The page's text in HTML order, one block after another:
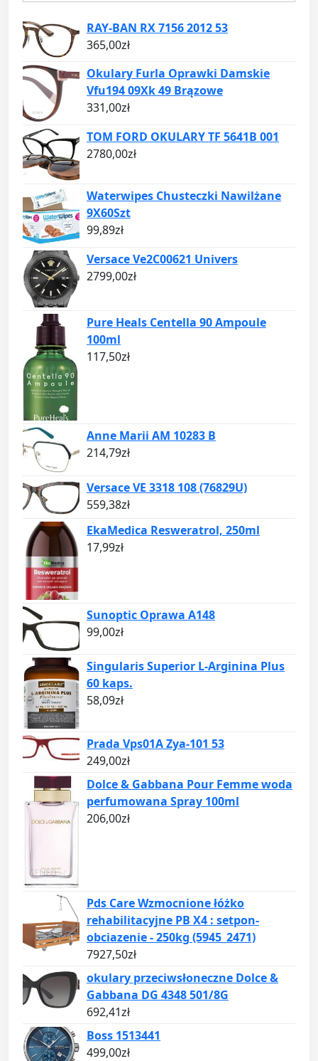
RAY-BAN RX 7156 2012 53
365,00zł
Okulary Furla Oprawki Damskie
Vfu194 09Xk 49 Brązowe
331,00zł
TOM FORD OKULARY TF 5641B 001
2780,00zł
Waterwipes Chusteczki Nawilżane
9X60Szt
99,89zł
Versace Ve2C00621 Univers
2799,00zł
Pure Heals Centella 90 Ampoule
100ml
117,50zł
Anne Marii AM 10283 B
214,79zł
Versace VE 3318 108 (76829U)
559,38zł
EkaMedica Resweratrol, 250ml
17,99zł
Sunoptic Oprawa A148
99,00zł
Singularis Superior L-Arginina Plus
60 kaps.
58,09zł
Prada Vps01A Zya-101 53
249,00zł
Dolce & Gabbana Pour Femme woda
perfumowana Spray 100ml
206,00zł
Pds Care Wzmocnione łóżko
rehabilitacyjne PB X4 : setpon-
obciazenie - 250kg (5945_2471)
7927,50zł
okulary przeciwsłoneczne Dolce &
Gabbana DG 4348 501/8G
692,41zł
Boss 1513441
499,00zł